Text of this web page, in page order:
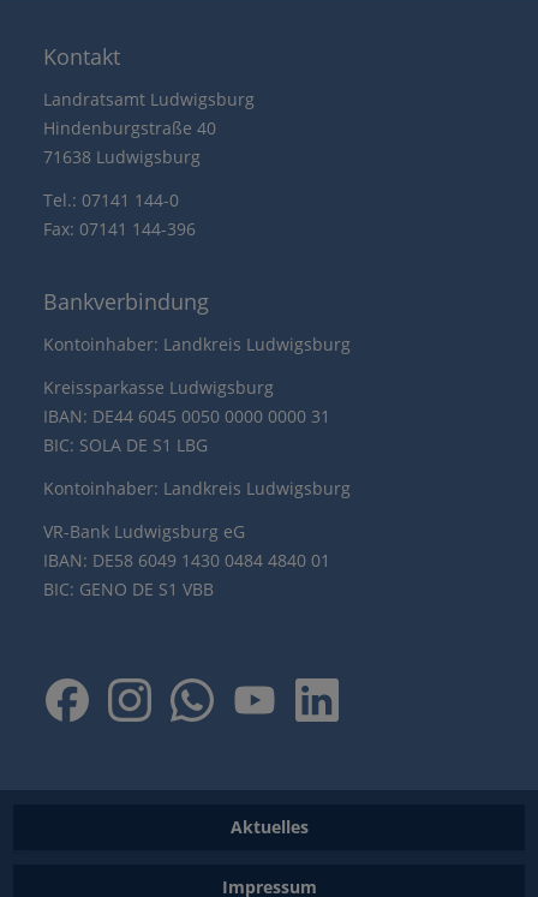
Kontakt
Landratsamt Ludwigsburg
Hindenburgstraße 40
71638 Ludwigsburg
Tel.: 07141 144-0
Fax: 07141 144-396
Bankverbindung
Kontoinhaber: Landkreis Ludwigsburg
Kreissparkasse Ludwigsburg
IBAN: DE44 6045 0050 0000 0000 31
BIC: SOLA DE S1 LBG
Kontoinhaber: Landkreis Ludwigsburg
VR-Bank Ludwigsburg eG
IBAN: DE58 6049 1430 0484 4840 01
BIC: GENO DE S1 VBB
Aktuelles
Impressum